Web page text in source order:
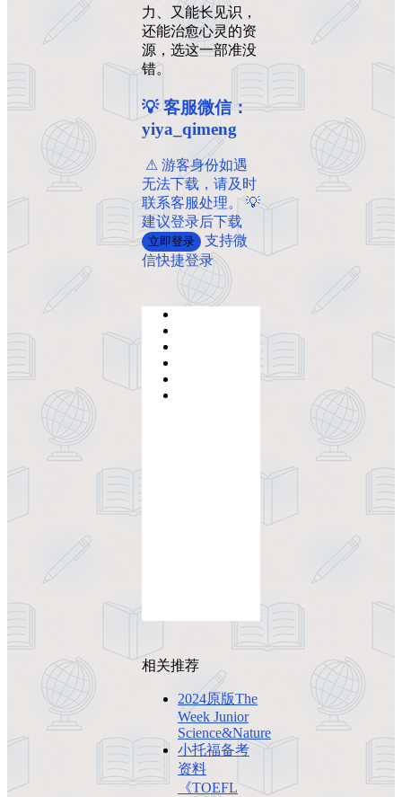
力、又能长见识，
还能治愈心灵的资
源，选这一部准没
错。
💡 客服微信：
yiya_qimeng
️ ️⚠ 游客身份如遇
无法下载，请及时
联系客服处理。 💡
建议登录后下载
立即登录
支持微
信快捷登录
相关推荐
2024原版The
Week Junior
Science&Nature
小托福备考
资料
《TOEFL